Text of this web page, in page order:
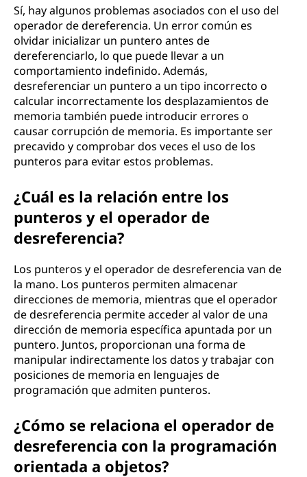
Sí, hay algunos problemas asociados con el uso del
operador de dereferencia. Un error común es
olvidar inicializar un puntero antes de
dereferenciarlo, lo que puede llevar a un
comportamiento indefinido. Además,
desreferenciar un puntero a un tipo incorrecto o
calcular incorrectamente los desplazamientos de
memoria también puede introducir errores o
causar corrupción de memoria. Es importante ser
precavido y comprobar dos veces el uso de los
punteros para evitar estos problemas.
¿Cuál es la relación entre los
punteros y el operador de
desreferencia?
Los punteros y el operador de desreferencia van de
la mano. Los punteros permiten almacenar
direcciones de memoria, mientras que el operador
de desreferencia permite acceder al valor de una
dirección de memoria específica apuntada por un
puntero. Juntos, proporcionan una forma de
manipular indirectamente los datos y trabajar con
posiciones de memoria en lenguajes de
programación que admiten punteros.
¿Cómo se relaciona el operador de
desreferencia con la programación
orientada a objetos?